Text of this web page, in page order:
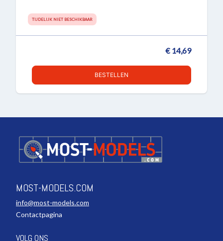
TIJDELIJK NIET BESCHIKBAAR
€ 14,69
BESTELLEN
MOST-MODELS.COM
info@most-models.com
Contactpagina
VOLG ONS